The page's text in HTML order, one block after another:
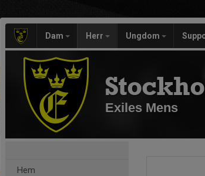
Dam Herr Ungdom
Exiles Mens
Hem